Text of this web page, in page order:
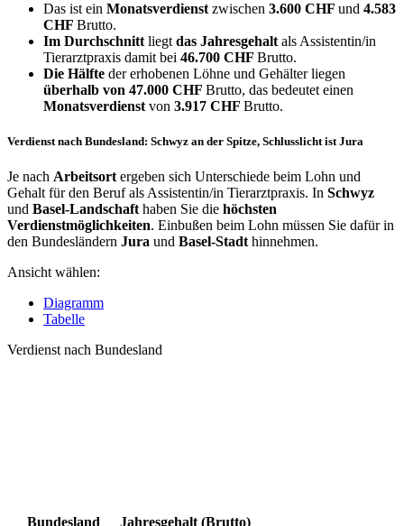
Das ist ein Monatsverdienst zwischen 3.600 CHF und 4.583
CHF Brutto.
Im Durchschnitt liegt das Jahresgehalt als Assistentin/in
Tierarztpraxis damit bei 46.700 CHF Brutto.
Die Hälfte der erhobenen Löhne und Gehälter liegen
überhalb von 47.000 CHF Brutto, das bedeutet einen
Monatsverdienst von 3.917 CHF Brutto.
Verdienst nach Bundesland: Schwyz an der Spitze, Schlusslicht ist Jura
Je nach Arbeitsort ergeben sich Unterschiede beim Lohn und
Gehalt für den Beruf als Assistentin/in Tierarztpraxis. In Schwyz
und Basel-Landschaft haben Sie die höchsten
Verdienstmöglichkeiten. Einbußen beim Lohn müssen Sie dafür in
den Bundesländern Jura und Basel-Stadt hinnehmen.
Ansicht wählen:
Diagramm
Tabelle
Verdienst nach Bundesland
Bundesland Jahresgehalt (Brutto)